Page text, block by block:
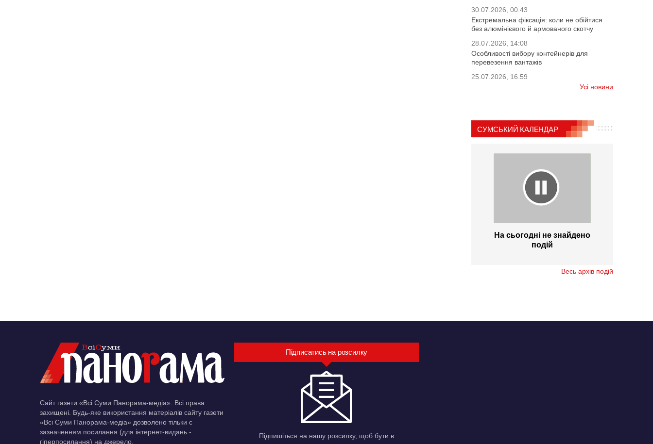
30.07.2026, 00:43
Екстремальна фіксація: коли не обійтися
без алюмінієвого й армованого скотчу
28.07.2026, 14:08
Особливості вибору контейнерів для
перевезення вантажів
25.07.2026, 16:59
Усі новини
СУМСЬКИЙ КАЛЕНДАР
На сьогодні не знайдено
подій
Весь архів подій
Сайт газети «Всі Суми Панорама-медіа». Всі права
захищені. Будь-яке використання матеріалів сайту газети
«Всі Суми Панорама-медіа» дозволено тільки c
зазначенням посилання (для інтернет-видань -
гіперпосилання) на джерело.
Підписатись на розсилку
Підпишіться на нашу розсилку, щоб бути в